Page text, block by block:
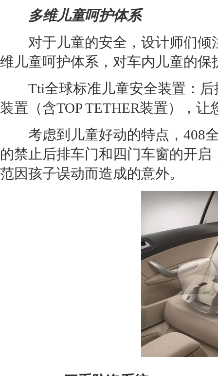
多维儿童呵护体系
对于儿童的安全，设计师们倾
维儿童呵护体系，对车内儿童的保
Tti全球标准儿童安全装置：后
装置（含TOP TETHER装置），
考虑到儿童好动的特点，408全
的禁止后排车门和四门车窗的开
范因孩子误动而造成的意外。